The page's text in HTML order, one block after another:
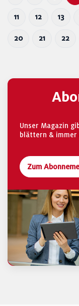
11 12 13
20 21 22
Unser Magazin
blättern &
Zum